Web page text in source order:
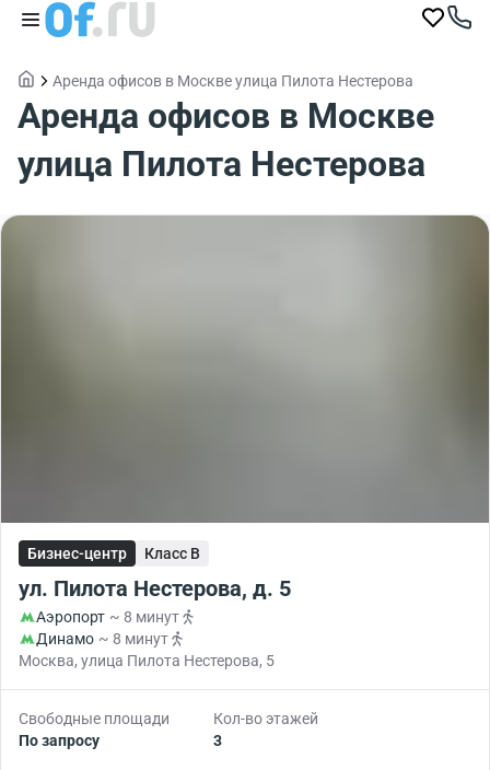
Аренда офисов в Москве улица Пилота Нестерова
Аренда офисов в Москве
улица Пилота Нестерова
Бизнес-центр Класс B
ул. Пилота Нестерова, д. 5
Аэропорт ~ 8 минут
Динамо ~ 8 минут
Москва, улица Пилота Нестерова, 5
Свободные площади
По запросу
Кол-во этажей
3